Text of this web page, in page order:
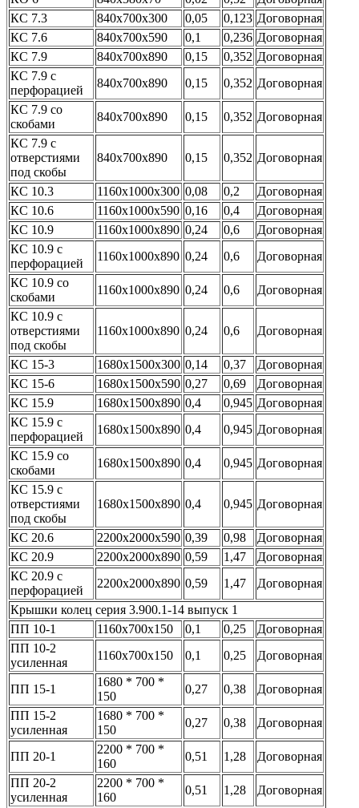
КС 7.3
840х700х300 0,05 0,123 Договорная
КС 7.6
840х700х590 0,1 0,236 Договорная
КС 7.9
840х700х890 0,15 0,352 Договорная
КС 7.9 с
перфорацией
840х700х890 0,15 0,352 Договорная
КС 7.9 со
скобами
840х700х890 0,15 0,352 Договорная
КС 7.9 с
отверстиями
под скобы
840х700х890 0,15 0,352 Договорная
КС 10.3 1160х1000х300 0,08 0,2
Договорная
КС 10.6
1160х1000х590 0,16 0,4
Договорная
КС 10.9
1160х1000х890 0,24 0,6
Договорная
КС 10.9 с
перфорацией
1160х1000х890 0,24 0,6
Договорная
КС 10.9 со
скобами
1160х1000х890 0,24 0,6
Договорная
КС 10.9 с
отверстиями
под скобы
1160х1000х890 0,24 0,6 Договорная
КС 15-3 1680х1500х300 0,14 0,37
Договорная
КС 15-6
1680х1500х590 0,27 0,69
Договорная
КС 15.9
1680х1500х890 0,4 0,945 Договорная
КС 15.9 с
перфорацией
1680х1500х890 0,4 0,945 Договорная
КС 15.9 со
скобами
1680х1500х890 0,4 0,945 Договорная
КС 15.9 с
отверстиями
под скобы
1680х1500х890 0,4 0,945 Договорная
КС 20.6 2200х2000х590 0,39 0,98
Договорная
КС 20.9
2200х2000х890 0,59 1,47
Договорная
КС 20.9 с
перфорацией
2200х2000х890 0,59 1,47
Договорная
Крышки колец серия 3.900.1-14 выпуск 1
ПП 10-1
1160х700х150 0,1 0,25
Договорная
ПП 10-2
усиленная
1160х700х150 0,1 0,25 Договорная
ПП 15-1
1680 * 700 *
150
0,27 0,38
Договорная
ПП 15-2
усиленная
1680 * 700 *
150
0,27 0,38 Договорная
ПП 20-1
2200 * 700 *
160
0,51 1,28
Договорная
ПП 20-2
усиленная
2200 * 700 *
160
0,51 1,28
Договорная